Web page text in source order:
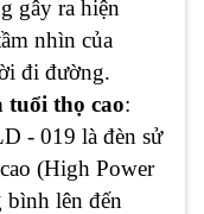
gây ra hiện
nhìn của
đi đường.
tuổi thọ cao:
- 019 là đèn sử
(High Power
lên đến